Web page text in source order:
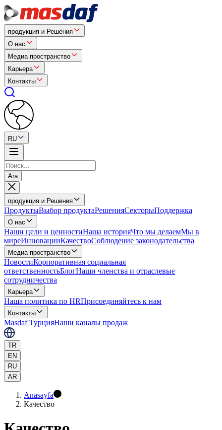
продукция и Решения
О нас
Медиа пространство
Карьера
Контакты
RU
Ara
продукция и Решения
ПродуктыВыбор продуктаРешенияСекторыПоддержка
О нас
Наши цели и ценностиНаша историяЧто мы делаемМы в
миреИнновацииКачествоСоблюдение законодательства
Медиа пространство
НовостиКорпоративная социальная
ответственностьБлогНаши членства и отраслевые
сотрудничества
Карьера
Наша политика по HRПрисоединяйтесь к нам
Контакты
Masdaf ТурцияНаши каналы продаж
TR
EN
RU
AR
Anasayfa
Качество